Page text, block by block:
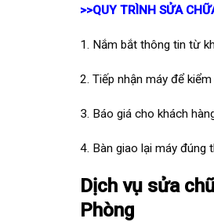
>>QUY TRÌNH SỬA
1. Nắm bắt thông tin từ
2. Tiếp nhận máy để
3. Báo giá cho khách
4. Bàn giao lại máy đúng
Dịch vụ sửa
Phòng